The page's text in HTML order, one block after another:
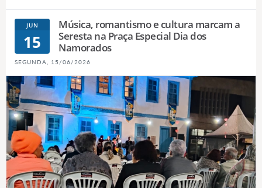
JUN
15
Música, romantismo e cultura marcam a
Seresta na Praça Especial Dia dos
Namorados
SEGUNDA, 15/06/2026